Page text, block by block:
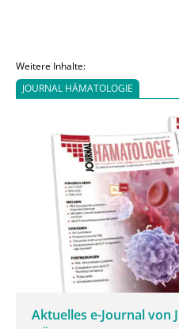
Sportwissenschaften“ im
vet. Astrid Heinl.
Weitere Inhalte:
JOURNAL HÄMATOLOGIE
Aktuelles e-Journal von